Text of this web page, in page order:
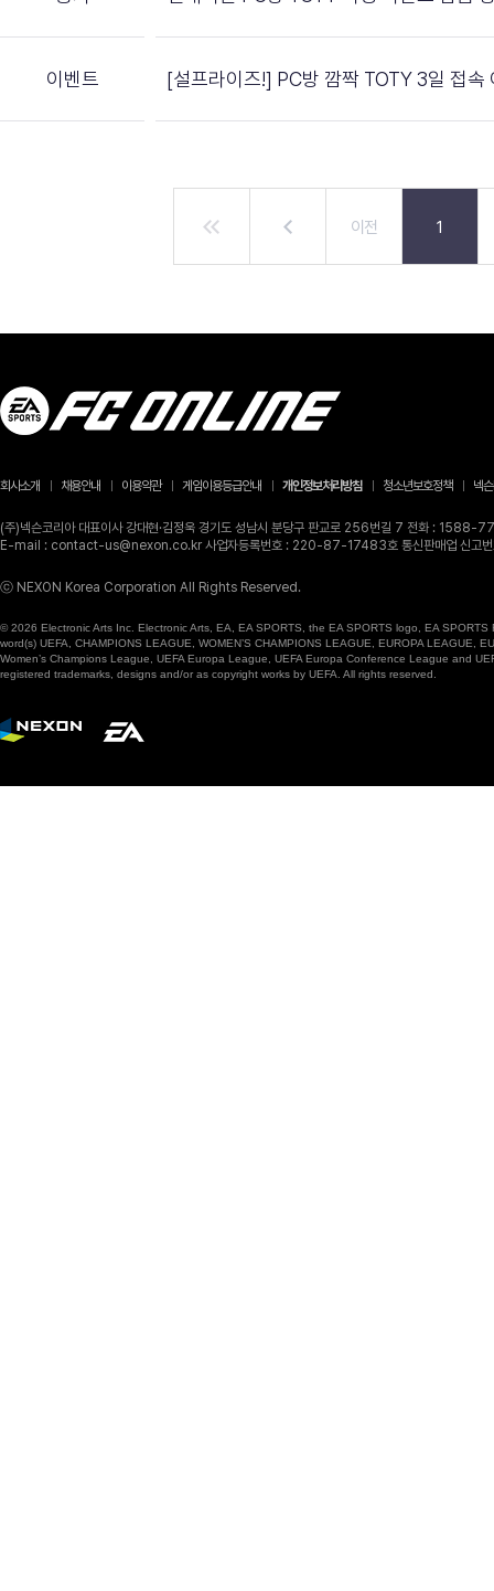
이벤트 [설프라이즈!] PC방 깜짝 TOTY 3일 접속
이전 1
회사소개 채용안내 이용약관 게임이용등급안내 개인정보처리방침 청소년보호정책 넥
(주)넥슨코리아 대표이사 강대현·김정욱 경기도 성남시 분당구 판교로 256번길 7 전화 :
E-mail : contact-us@nexon.co.kr 사업자등록번호 : 220-87-17483호 통신판매업 신고
ⓒ NEXON Korea Corporation All Rights Reserved.
© 2026 Electronic Arts Inc. Electronic Arts, EA, EA SPORTS, the EA SPORTS logo, EA
word(s) UEFA, CHAMPIONS LEAGUE, WOMEN’S CHAMPIONS LEAGUE, EUROPA LEAGUE,
Women’s Champions League, UEFA Europa League, UEFA Europa Conference League and
registered trademarks, designs and/or as copyright works by UEFA. All rights reserved.